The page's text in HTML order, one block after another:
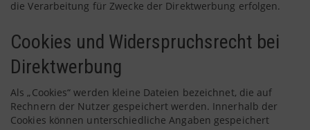
die Verarbeitung für Zwecke der Direktwerbung erfolgen.
Cookies und Widerspruchsrecht bei
Direktwerbung
Als „Cookies“ werden kleine Dateien bezeichnet, die auf
Rechnern der Nutzer gespeichert werden. Innerhalb der
Cookies können unterschiedliche Angaben gespeichert